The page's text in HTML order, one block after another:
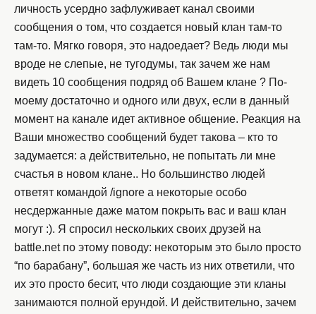
личность усердно зафлуживает канал своими
сообщения о том, что создается новый клан там-то
там-то. Мягко говоря, это надоедает? Ведь люди мы
вроде не слепые, не тугодумы, так зачем же нам
видеть 10 сообщения подряд об Вашем клане ? По-
моему достаточно и одного или двух, если в данный
момент на канале идет активное общение. Реакция на
Ваши множество сообщений будет такова – кто то
задумается: а действительно, не попытать ли мне
счастья в новом клане.. Но большинство людей
ответят командой /ignore а некоторые особо
несдержанные даже матом покрыть вас и ваш клан
могут :). Я спросил нескольких своих друзей на
battle.net по этому поводу: некоторым это было просто
“по барабану”, большая же часть из них ответили, что
их это просто бесит, что люди создающие эти кланы
занимаются полной ерундой. И действительно, зачем